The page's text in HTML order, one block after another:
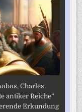
Charles.
antiker Reiche“
Erkundung